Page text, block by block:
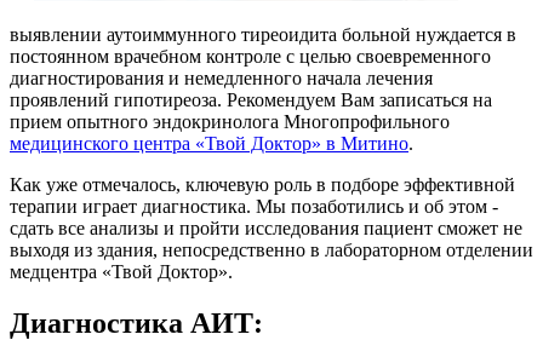
выявлении аутоиммунного тиреоидита больной нуждается в
постоянном врачебном контроле с целью своевременного
диагностирования и немедленного начала лечения
проявлений гипотиреоза. Рекомендуем Вам записаться на
прием опытного эндокринолога Многопрофильного
медицинского центра «Твой Доктор» в Митино.
Как уже отмечалось, ключевую роль в подборе эффективной
терапии играет диагностика. Мы позаботились и об этом -
сдать все анализы и пройти исследования пациент сможет не
выходя из здания, непосредственно в лабораторном отделении
медцентра «Твой Доктор».
Диагностика АИТ: